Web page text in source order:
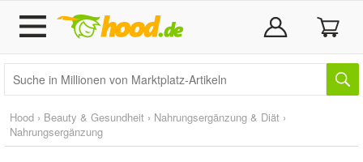
Hood › Beauty & Gesundheit › Nahrungsergänzung & Diät ›
Nahrungsergänzung